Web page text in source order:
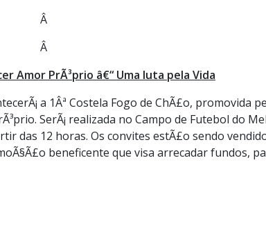
Â
Â
Amor PrÃ³prio â€“ Uma luta pela Vida
a 1Âª Costela Fogo de ChÃ£o, promovida
SerÃ¡ realizada no Campo de Futebol do
das 12 horas. Os convites estÃ£o sendo
beneficente que visa arrecadar fundos,